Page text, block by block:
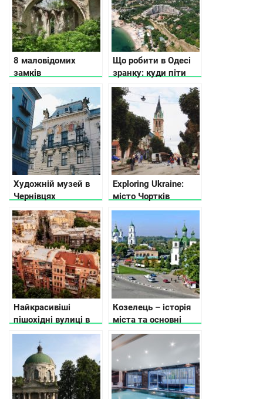
8 маловідомих
замків
Тернопільської
області
Що робити в Одесі
зранку: куди піти
поїсти і де погуляти
Художній музей в
Чернівцях
Exploring Ukraine:
місто Чортків
Найкрасивіші
пішохідні вулиці в
різних містах
України
Козелець – історія
міста та основні
пам’ятки